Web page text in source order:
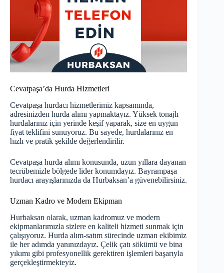
Cevatpaşa’da Hurda Hizmetleri
Cevatpaşa hurdacı hizmetlerimiz kapsamında,
adresinizden hurda alımı yapmaktayız. Yüksek tonajlı
hurdalarınız için yerinde keşif yaparak, size en uygun
fiyat teklifini sunuyoruz. Bu sayede, hurdalarınız en
hızlı ve pratik şekilde değerlendirilir.
Cevatpaşa hurda alımı konusunda, uzun yıllara dayanan
tecrübemizle bölgede lider konumdayız. Bayrampaşa
hurdacı arayışlarınızda da Hurbaksan’a güvenebilirsiniz.
Uzman Kadro ve Modern Ekipman
Hurbaksan olarak, uzman kadromuz ve modern
ekipmanlarımızla sizlere en kaliteli hizmeti sunmak için
çalışıyoruz. Hurda alım-satım sürecinde uzman ekibimiz
ile her adımda yanınızdayız. Çelik çatı sökümü ve bina
yıkımı gibi profesyonellik gerektiren işlemleri başarıyla
gerçekleştirmekteyiz.